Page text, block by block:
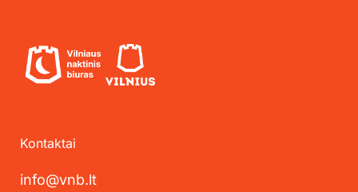
Kontaktai
info@vnb.lt